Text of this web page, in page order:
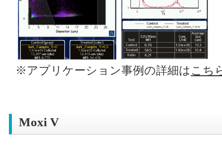
※アプリケーション事例の詳細は こち
Moxi V